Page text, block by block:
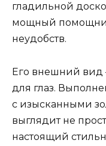
гладильной
мощный
неудобств.
Его внешний вид
для глаз.
с изысканными
выглядит не
настоящий